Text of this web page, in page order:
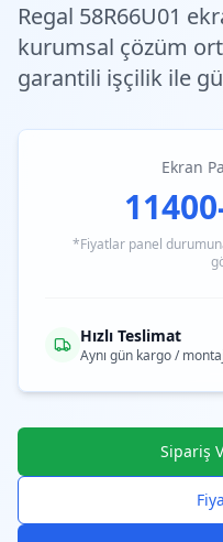
Regal 58R66U01
kurumsal çözüm
garantili işçilik ile
Ekran
*Fiyatlar panel
Hızlı Teslimat
Aynı gün kargo / montaj
Sipariş